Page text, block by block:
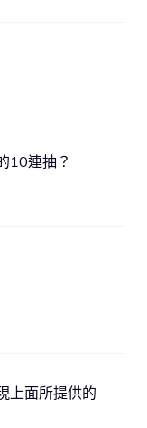
10連抽？
上面所提供的